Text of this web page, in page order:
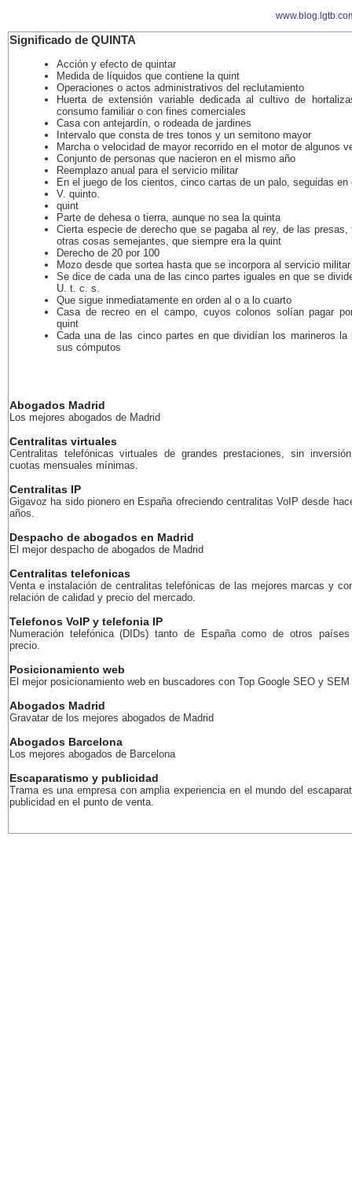
Significado de QUINTA
Acción y efecto de quintar
Medida de líquidos que contiene la quint
Operaciones o actos administrativos del reclutamiento
Huerta de extensión variable dedicada al cultivo de
consumo familiar o con fines comerciales
Casa con antejardín, o rodeada de jardines
Intervalo que consta de tres tonos y un semitono mayor
Marcha o velocidad de mayor recorrido en el motor de algunos
Conjunto de personas que nacieron en el mismo año
Reemplazo anual para el servicio militar
En el juego de los cientos, cinco cartas de un palo, seguidas en
V. quinto.
quint
Parte de dehesa o tierra, aunque no sea la quinta
Cierta especie de derecho que se pagaba al rey, de las presas,
otras cosas semejantes, que siempre era la quint
Derecho de 20 por 100
Mozo desde que sortea hasta que se incorpora al servicio militar
Se dice de cada una de las cinco partes iguales en que se
U. t. c. s.
Que sigue inmediatamente en orden al o a lo cuarto
Casa de recreo en el campo, cuyos colonos solían pagar
quint
Cada una de las cinco partes en que dividían los marineros la
sus cómputos
Abogados Madrid
Los mejores abogados de Madrid
Centralitas virtuales
Centralitas telefónicas virtuales de grandes prestaciones, sin
cuotas mensuales mínimas.
Centralitas IP
Gigavoz ha sido pionero en España ofreciendo centralitas VoIP desde
años.
Despacho de abogados en Madrid
El mejor despacho de abogados de Madrid
Centralitas telefonicas
Venta e instalación de centralitas telefónicas de las mejores marcas y
relación de calidad y precio del mercado.
Telefonos VoIP y telefonia IP
Numeración telefónica (DIDs) tanto de España como de otros
precio.
Posicionamiento web
El mejor posicionamiento web en buscadores con Top Google SEO y SEM
Abogados Madrid
Gravatar de los mejores abogados de Madrid
Abogados Barcelona
Los mejores abogados de Barcelona
Escaparatismo y publicidad
Trama es una empresa con amplia experiencia en el mundo del
publicidad en el punto de venta.